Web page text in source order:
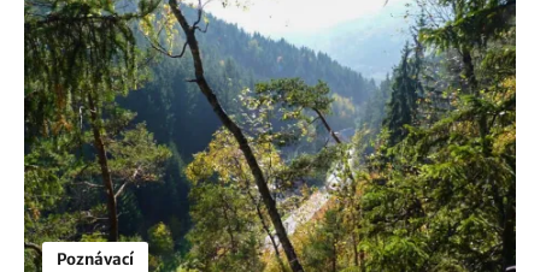
Poznávací